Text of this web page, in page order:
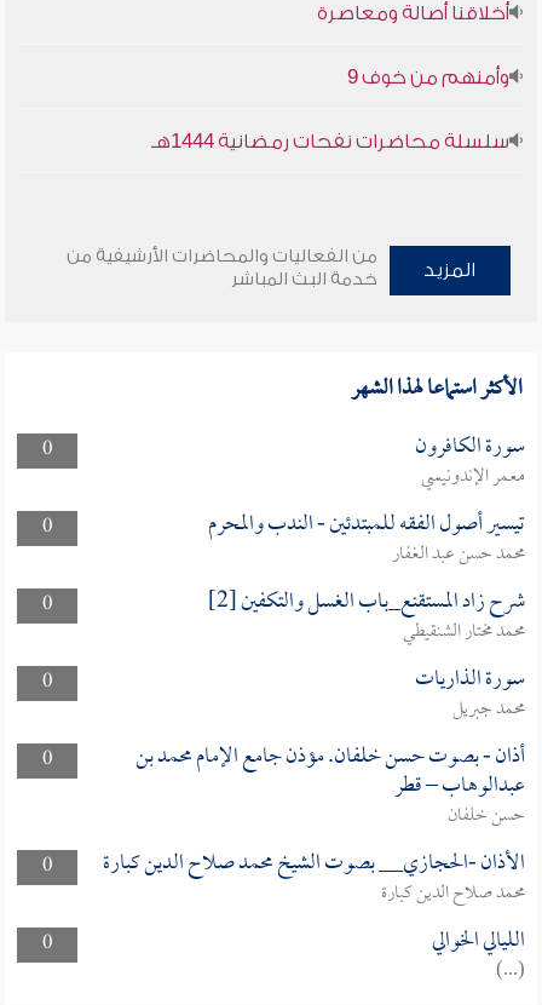
أخلاقنا أصالة ومعاصرة
وأمنهم من خوف 9
سلسلة محاضرات نفحات رمضانية 1444هـ
المزيد
من الفعاليات والمحاضرات الأرشيفية من
خدمة البث المباشر
الأكثر استماعا لهذا الشهر
0 سورة الكافرون
معمر الإندونيسي
0
تيسير أصول الفقه للمبتدئين - الندب والمحرم
محمد حسن عبد الغفار
0
شرح زاد المستقنع_باب الغسل والتكفين [2]
محمد مختار الشنقيطي
0
سورة الذاريات
محمد جبريل
0
أذان - بصوت حسن خلفان. مؤذن جامع الإمام محمد بن
عبدالوهاب – قطر
حسن خلفان
0
الأذان -الحجازي__ بصوت الشيخ محمد صلاح الدين كبارة
محمد صلاح الدين كبارة
0
الليالي الخوالي
(...)